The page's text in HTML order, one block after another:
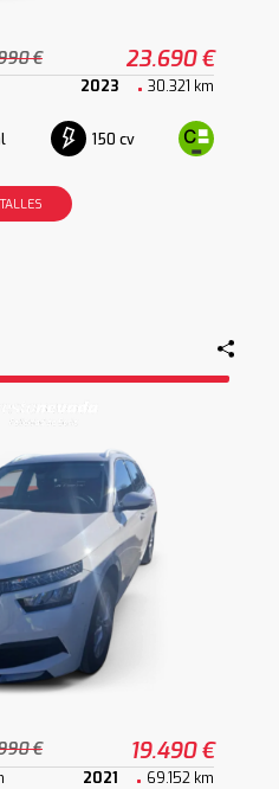
€ 23.690 €
2023 30.321 km
150 cv
€ 19.490 €
2021 69.152 km